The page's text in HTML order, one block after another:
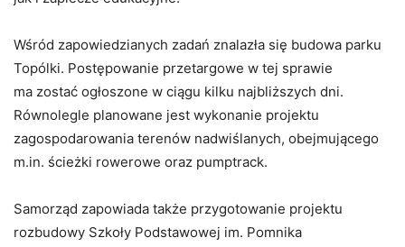
Wśród zapowiedzianych zadań znalazła się budowa parku
Topólki. Postępowanie przetargowe w tej sprawie
ma zostać ogłoszone w ciągu kilku najbliższych dni.
Równolegle planowane jest wykonanie projektu
zagospodarowania terenów nadwiślanych, obejmującego
m.in. ścieżki rowerowe oraz pumptrack.
Samorząd zapowiada także przygotowanie projektu
rozbudowy Szkoły Podstawowej im. Pomnika